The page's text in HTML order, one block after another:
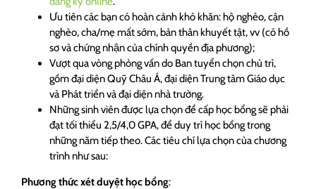
Ưu tiên các bạn có hoàn cảnh khó khăn: hộ nghèo, cận
nghèo, cha/mẹ mất sớm, bản thân khuyết tật, vv (có hồ
sơ và chứng nhận của chính quyền địa phương);
Vượt qua vòng phỏng vấn do Ban tuyển chọn chủ trì,
gồm đại diện Quỹ Châu Á, đại diện Trung tâm Giáo dục
và Phát triển và đại diện nhà trường.
Những sinh viên được lựa chọn để cấp học bổng sẽ phải
đạt tối thiểu 2,5/4,0 GPA, để duy trì học bổng trong
những năm tiếp theo. Các tiêu chí lựa chọn của chương
trình như sau:
Phương thức xét duyệt học bổng: